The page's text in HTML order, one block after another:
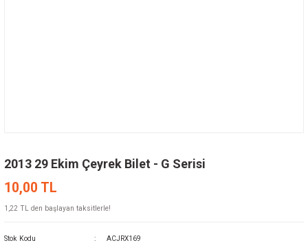
2013 29 Ekim Çeyrek Bilet - G Serisi
10,00 TL
1,22 TL den başlayan taksitlerle!
Stok Kodu ACJRX169